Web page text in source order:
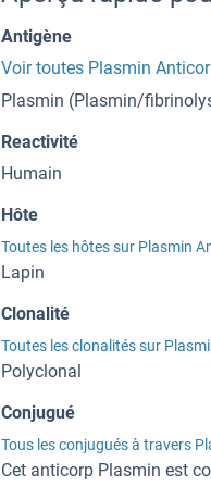
Antigène
Voir toutes Plasmin
Plasmin (Plasmin/
Reactivité
Humain
Hôte
Toutes les hôtes sur Plasmin
Lapin
Clonalité
Toutes les clonalités sur
Polyclonal
Conjugué
Tous les conjugués à travers
Cet anticorp Plasmin est